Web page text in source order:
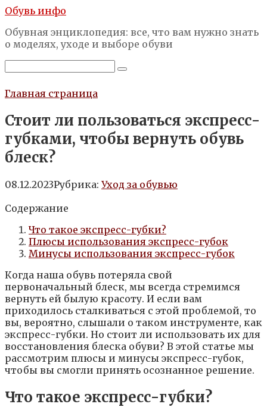
Перейти
контенту
Обувь инфо
Обувная энциклопедия: все, что вам нужно знать
о моделях, уходе и выборе обуви
Главная страница
Стоит ли пользоваться экспресс-
губками, чтобы вернуть обувь
блеск?
08.12.2023Рубрика: Уход за обувью
Содержание
Что такое экспресс-губки?
Плюсы использования экспресс-губок
Минусы использования экспресс-губок
Когда наша обувь потеряла свой
первоначальный блеск, мы всегда стремимся
вернуть ей былую красоту. И если вам
приходилось сталкиваться с этой проблемой, то
вы, вероятно, слышали о таком инструменте, как
экспресс-губки. Но стоит ли использовать их для
восстановления блеска обуви? В этой статье мы
рассмотрим плюсы и минусы экспресс-губок,
чтобы вы смогли принять осознанное решение.
Что такое экспресс-губки?